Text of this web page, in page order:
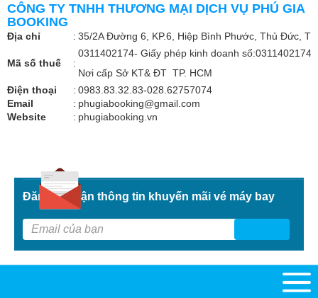
CÔNG TY TNHH THƯƠNG MẠI DỊCH VỤ PHÚ GIA
BOOKING
Địa chỉ : 35/2A Đường 6, KP.6, Hiệp Bình Phước, Thủ Đức,
Mã số thuế :
0311402174- Giấy phép kinh doanh
Nơi cấp Sở KT& ĐT TP. HCM
Điện thoại
: 0983.83.32.83-028.62757074
Email
: phugiabooking@gmail.com
Website
: phugiabooking.vn
Đăng kí nhận thông tin khuyến mãi vé máy bay